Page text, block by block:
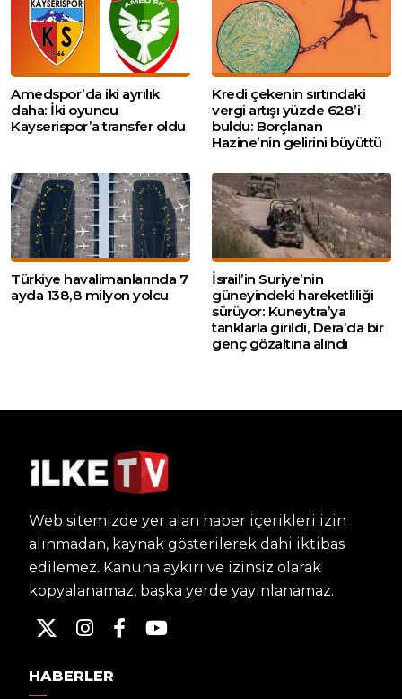
Amedspor’da iki ayrılık
daha: İki oyuncu
Kayserispor’a transfer oldu
Kredi çekenin sırtındaki
vergi artışı yüzde 628’i
buldu: Borçlanan
Hazine’nin gelirini büyüttü
Türkiye havalimanlarında 7
ayda 138,8 milyon yolcu
İsrail’in Suriye’nin
güneyindeki hareketliliği
sürüyor: Kuneytra’ya
tanklarla girildi, Dera’da bir
genç gözaltına alındı
Web sitemizde yer alan haber içerikleri izin
alınmadan, kaynak gösterilerek dahi iktibas
edilemez. Kanuna aykırı ve izinsiz olarak
kopyalanamaz, başka yerde yayınlanamaz.
HABERLER